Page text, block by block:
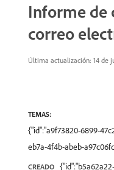
Informe de
correo
Última actualización: 14 de
TEMAS:
{"id":"a9f73820-6899-
eb7a-4f4b-abeb-
CREADO